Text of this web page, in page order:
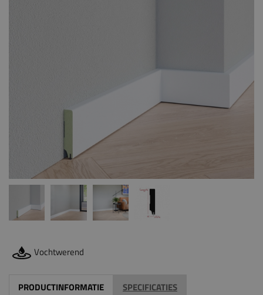
Vochtwerend
PRODUCTINFORMATIE SPECIFICATIES